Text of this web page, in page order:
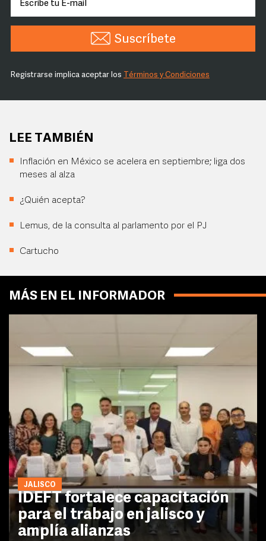
Suscríbete
Registrarse implica aceptar los Términos y Condiciones
LEE TAMBIÉN
Inflación en México se acelera en septiembre; liga dos
meses al alza
¿Quién acepta?
Lemus, de la consulta al parlamento por el PJ
Cartucho
MÁS EN EL INFORMADOR
JALISCO
IDEFT fortalece capacitación
para el trabajo en jalisco y
amplía alianzas